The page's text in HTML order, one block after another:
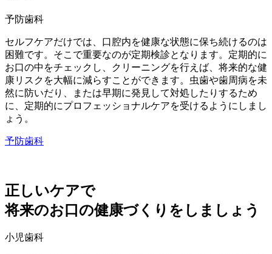
予防歯科
セルフケアだけでは、口腔内を健康な状態に保ち続けるのは
困難です。そこで重要なのが定期検診となります。定期的に
お口の中をチェックし、クリーニングを行えば、将来的な健
康リスクを大幅に減らすことができます。虫歯や歯周病を未
然に防いだり、または早期に発見して対処したりするため
に、定期的にプロフェッショナルケアを受けるようにしまし
ょう。
予防歯科
正しいケアで
将来のお口の健康づくりをしましょう
小児歯科